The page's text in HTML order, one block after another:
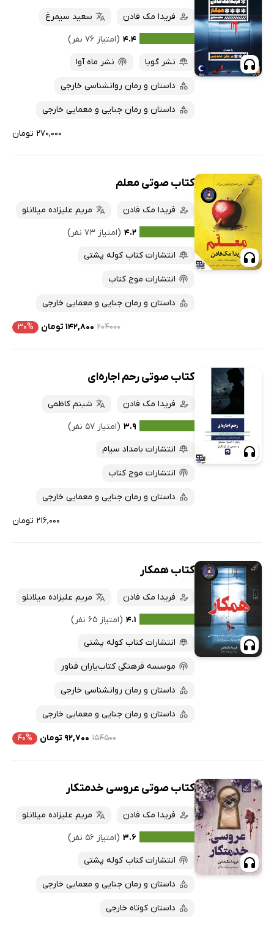
فریدا مک فادن
سعید سیمرغ
۴.۴ (امتیاز ۷۶ نفر)
نشر گویا
نشر ماه آوا
داستان و رمان روانشناسی خارجی
داستان و رمان جنایی و معمایی خارجی
۲۷۰,۰۰۰ تومان
کتاب صوتی معلم
فریدا مک فادن
مریم علیزاده میلانلو
۴.۲ (امتیاز ۷۳ نفر)
انتشارات کتاب کوله پشتی
انتشارات موج کتاب
داستان و رمان جنایی و معمایی خارجی
۲۰۴۰۰۰ ۱۴۲,۸۰۰ تومان ۳۰%
کتاب صوتی رحم اجاره‌ای
فریدا مک فادن
شبنم کاظمی
۳.۹ (امتیاز ۵۷ نفر)
انتشارات بامداد سیام
انتشارات موج کتاب
داستان و رمان جنایی و معمایی خارجی
۲۱۶,۰۰۰ تومان
کتاب همکار
فریدا مک فادن
مریم علیزاده میلانلو
۴.۱ (امتیاز ۶۵ نفر)
انتشارات کتاب کوله پشتی
موسسه فرهنگی کتاب‌یاران فناور
داستان و رمان روانشناسی خارجی
داستان و رمان جنایی و معمایی خارجی
۱۵۴۵۰۰ ۹۲,۷۰۰ تومان ۴۰%
کتاب صوتی عروسی خدمتکار
فریدا مک فادن
مریم علیزاده میلانلو
۳.۶ (امتیاز ۵۶ نفر)
انتشارات کتاب کوله پشتی
داستان و رمان جنایی و معمایی خارجی
داستان کوتاه خارجی